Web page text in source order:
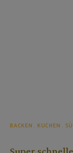
BACKEN KUCHEN